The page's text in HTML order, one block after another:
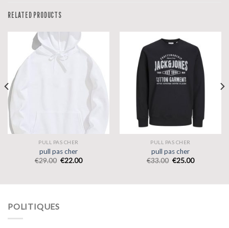
RELATED PRODUCTS
PULL PAS CHER
pull pas cher
€29.00 €22.00
PULL PAS CHER
pull pas cher
€33.00 €25.00
POLITIQUES